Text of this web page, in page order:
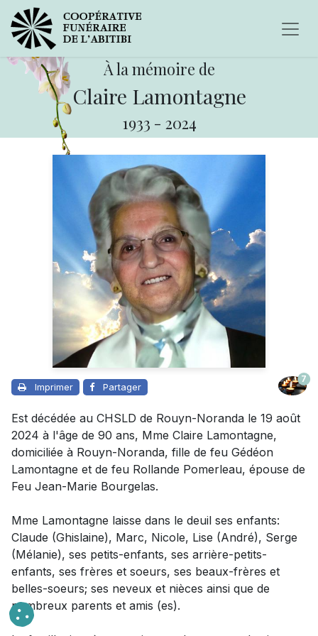
À la mémoire de
Claire Lamontagne
1933 - 2024
Imprimer Partager
7
Est décédée au CHSLD de Rouyn-Noranda le 19 août
2024 à l'âge de 90 ans, Mme Claire Lamontagne,
domiciliée à Rouyn-Noranda, fille de feu Gédéon
Lamontagne et de feu Rollande Pomerleau, épouse de
Feu Jean-Marie Bourgelas.
Mme Lamontagne laisse dans le deuil ses enfants:
Claude (Ghislaine), Marc, Nicole, Lise (André), Serge
(Mélanie), ses petits-enfants, ses arrière-petits-
enfants, ses frères et soeurs, ses beaux-frères et
belles-soeurs; ses neveux et nièces ainsi que de
nombreux parents et amis (es).